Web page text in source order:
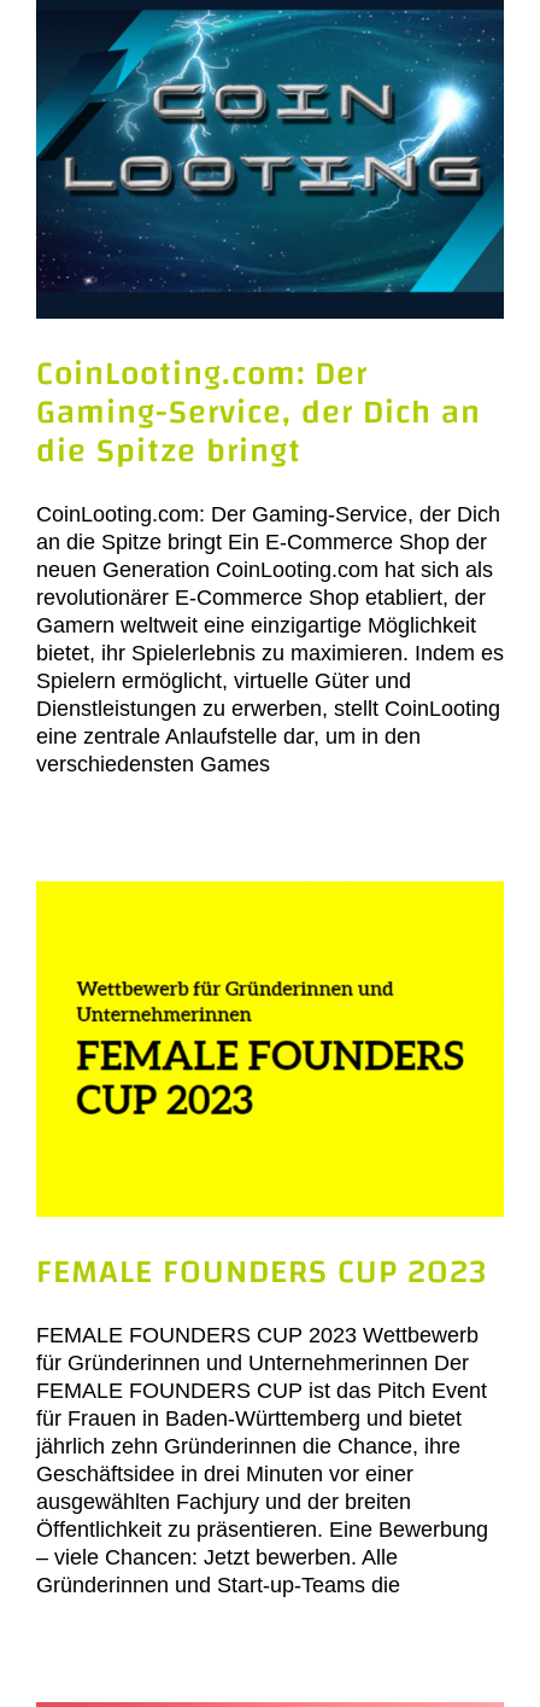
CoinLooting.com: Der
Gaming-Service, der Dich an
die Spitze bringt
CoinLooting.com: Der Gaming-Service, der Dich
an die Spitze bringt Ein E-Commerce Shop der
neuen Generation CoinLooting.com hat sich als
revolutionärer E-Commerce Shop etabliert, der
Gamern weltweit eine einzigartige Möglichkeit
bietet, ihr Spielerlebnis zu maximieren. Indem es
Spielern ermöglicht, virtuelle Güter und
Dienstleistungen zu erwerben, stellt CoinLooting
eine zentrale Anlaufstelle dar, um in den
verschiedensten Games
FEMALE FOUNDERS CUP 2023
FEMALE FOUNDERS CUP 2023 Wettbewerb
für Gründerinnen und Unternehmerinnen Der
FEMALE FOUNDERS CUP ist das Pitch Event
für Frauen in Baden-Württemberg und bietet
jährlich zehn Gründerinnen die Chance, ihre
Geschäftsidee in drei Minuten vor einer
ausgewählten Fachjury und der breiten
Öffentlichkeit zu präsentieren. Eine Bewerbung
– viele Chancen: Jetzt bewerben. Alle
Gründerinnen und Start-up-Teams die